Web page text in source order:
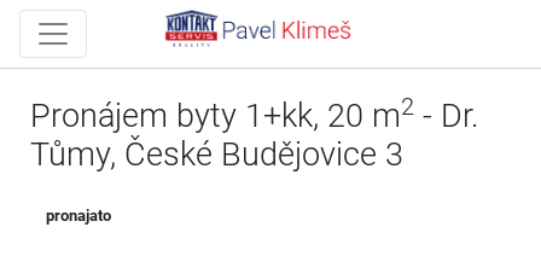
Pronájem byty 1+kk, 20 m2 - Dr.
Tůmy, České Budějovice 3
pronajato